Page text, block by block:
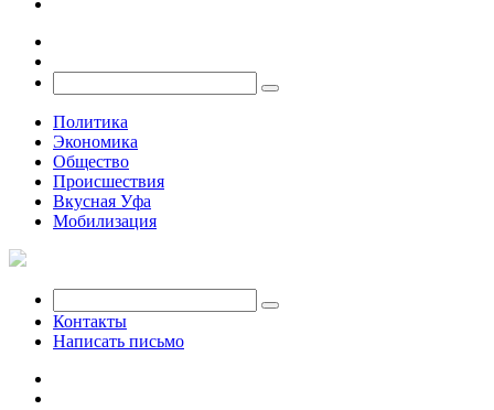
Политика
Экономика
Общество
Происшествия
Вкусная Уфа
Мобилизация
Контакты
Написать письмо